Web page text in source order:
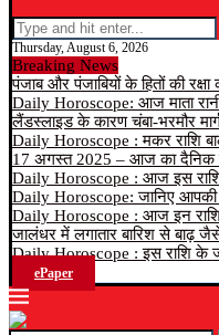
Thursday, August 6, 2026
Breaking News
पंजाब और पंजाबियों के हितों की
Daily Horoscope: आज माता
लैंडस्लाइड के कारण चंबा-भरमौर
Daily Horoscope : मकर राशि
17 अगस्त 2025 – आज का दैनिक
Daily Horoscope : आज इस राशि
Daily Horoscope: जानिए
Daily Horoscope : आज इन राशि
जालंधर में लगातार बारिश से बाढ़
Daily Horoscope : इस राशि के
ePaper